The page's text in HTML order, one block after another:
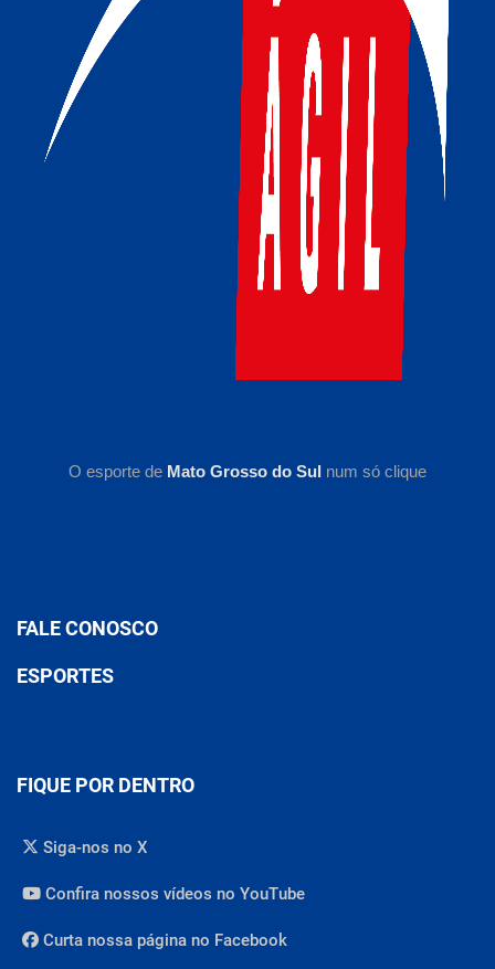
O esporte de Mato Grosso do Sul num só clique
FALE CONOSCO
ESPORTES
FIQUE POR DENTRO
Siga-nos no X
Confira nossos vídeos no YouTube
Curta nossa página no Facebook